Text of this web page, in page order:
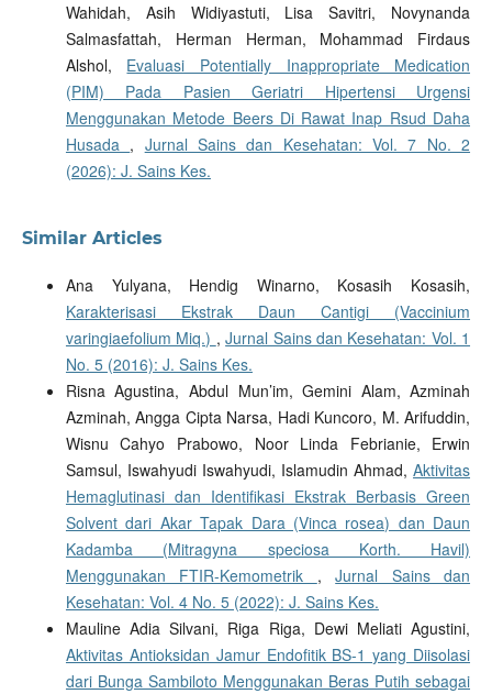
Wahidah, Asih Widiyastuti, Lisa Savitri, Novynanda
Salmasfattah, Herman Herman, Mohammad Firdaus
Alshol, Evaluasi Potentially Inappropriate Medication
(PIM) Pada Pasien Geriatri Hipertensi Urgensi
Menggunakan Metode Beers Di Rawat Inap Rsud Daha
Husada , Jurnal Sains dan Kesehatan: Vol. 7 No. 2
(2026): J. Sains Kes.
Similar Articles
Ana Yulyana, Hendig Winarno, Kosasih Kosasih,
Karakterisasi Ekstrak Daun Cantigi (Vaccinium
varingiaefolium Miq.) ,Jurnal Sains dan Kesehatan: Vol. 1
No. 5 (2016): J. Sains Kes.
Risna Agustina, Abdul Mun’im, Gemini Alam, Azminah
Azminah, Angga Cipta Narsa, Hadi Kuncoro, M. Arifuddin,
Wisnu Cahyo Prabowo, Noor Linda Febrianie, Erwin
Samsul, Iswahyudi Iswahyudi, Islamudin Ahmad,Aktivitas
Hemaglutinasi dan Identifikasi Ekstrak Berbasis Green
Solvent dari Akar Tapak Dara (Vinca rosea) dan Daun
Kadamba (Mitragyna speciosa Korth. Havil)
Menggunakan FTIR-Kemometrik ,Jurnal Sains dan
Kesehatan: Vol. 4 No. 5 (2022): J. Sains Kes.
Mauline Adia Silvani, Riga Riga, Dewi Meliati Agustini,
Aktivitas Antioksidan Jamur Endofitik BS-1 yang Diisolasi
dari Bunga Sambiloto Menggunakan Beras Putih sebagai